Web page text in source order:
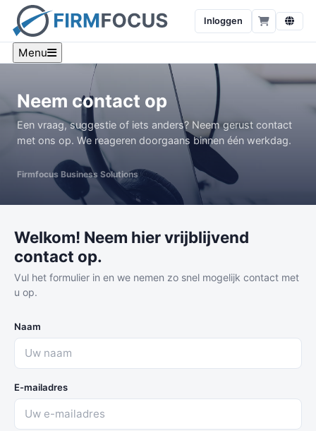
Inloggen
Menu
Neem contact op
Een vraag, suggestie of iets anders? Neem gerust contact
met ons op. We reageren doorgaans binnen één werkdag.
Firmfocus Business Solutions
Welkom! Neem hier vrijblijvend
contact op.
Vul het formulier in en we nemen zo snel mogelijk contact met
u op.
Naam
E-mailadres